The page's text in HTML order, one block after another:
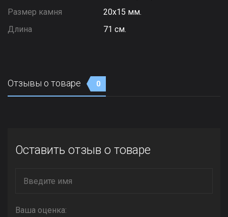
Размер камня
20х15 мм.
Длина
71 см.
Отзывы о товаре 0
Оставить отзыв о товаре
Ваша оценка: